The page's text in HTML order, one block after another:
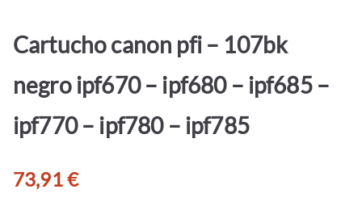
Cartucho canon pfi – 107bk
negro ipf670 – ipf680 – ipf685 –
ipf770 – ipf780 – ipf785
73,91€